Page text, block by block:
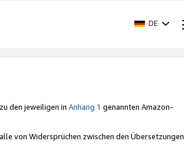
DE
den jeweiligen in Anhang 1 genannten Amazon-
von Widersprüchen zwischen den Übersetzungen